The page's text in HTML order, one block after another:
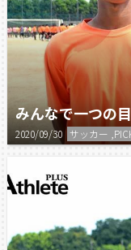
みんなで一つの
2020/09/30 サッカー